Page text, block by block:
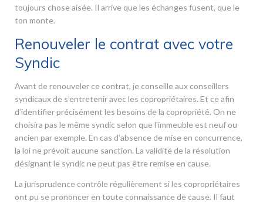
toujours chose aisée. Il arrive que les échanges fusent, que le
ton monte.
Renouveler le contrat avec votre
Syndic
Avant de renouveler ce contrat, je conseille aux conseillers
syndicaux de s’entretenir avec les copropriétaires. Et ce afin
d’identifier précisément les besoins de la copropriété. On ne
choisira pas le même syndic selon que l’immeuble est neuf ou
ancien par exemple. En cas d’absence de mise en concurrence,
la loi ne prévoit aucune sanction. La validité de la résolution
désignant le syndic ne peut pas être remise en cause.
La jurisprudence contrôle régulièrement si les copropriétaires
ont pu se prononcer en toute connaissance de cause. Il faut